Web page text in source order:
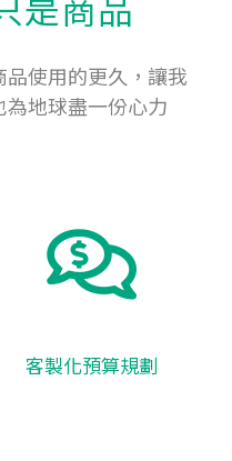
使用的更久，讓我
地球盡一份心力
客製化預算規劃